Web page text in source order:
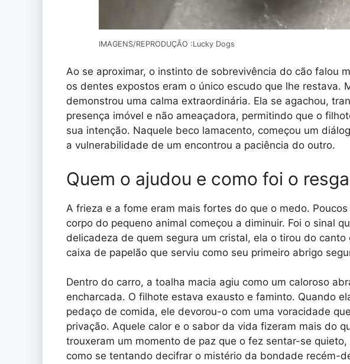
IMAGENS/REPRODUÇÃO :Lucky Dogs
Ao se aproximar, o instinto de sobrevivência do cão falou
os dentes expostos eram o único escudo que lhe restava.
demonstrou uma calma extraordinária. Ela se agachou,
presença imóvel e não ameaçadora, permitindo que o
sua intenção. Naquele beco lamacento, começou um
a vulnerabilidade de um encontrou a paciência do outro.
Quem o ajudou e como foi o
A frieza e a fome eram mais fortes do que o medo.
corpo do pequeno animal começou a diminuir. Foi o sinal
delicadeza de quem segura um cristal, ela o tirou do canto
caixa de papelão que serviu como seu primeiro abrigo
Dentro do carro, a toalha macia agiu como um caloroso
encharcada. O filhote estava exausto e faminto. Quando
pedaço de comida, ele devorou-o com uma voracidade
privação. Aquele calor e o sabor da vida fizeram mais do
trouxeram um momento de paz que o fez sentar-se
como se tentando decifrar o mistério da bondade recém-